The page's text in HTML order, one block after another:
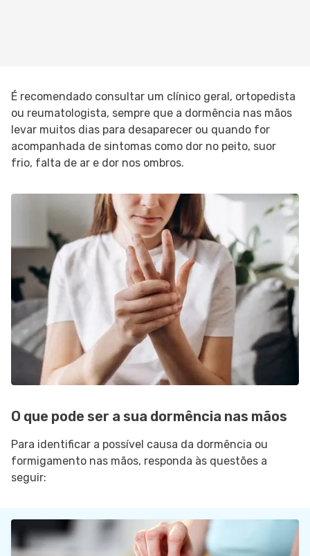
É recomendado consultar um clínico geral, ortopedista
ou reumatologista, sempre que a dormência nas mãos
levar muitos dias para desaparecer ou quando for
acompanhada de sintomas como dor no peito, suor
frio, falta de ar e dor nos ombros.
O que pode ser a sua dormência nas mãos
Para identificar a possível causa da dormência ou
formigamento nas mãos, responda às questões a
seguir: